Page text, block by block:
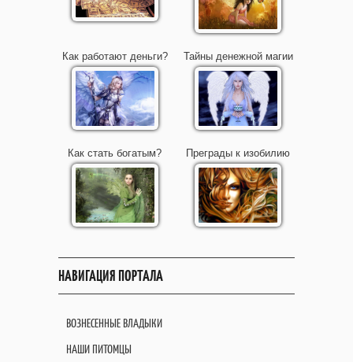
Как работают деньги? Тайны денежной магии
Как стать богатым? Преграды к изобилию
НАВИГАЦИЯ ПОРТАЛА
ВОЗНЕСЕННЫЕ ВЛАДЫКИ
НАШИ ПИТОМЦЫ